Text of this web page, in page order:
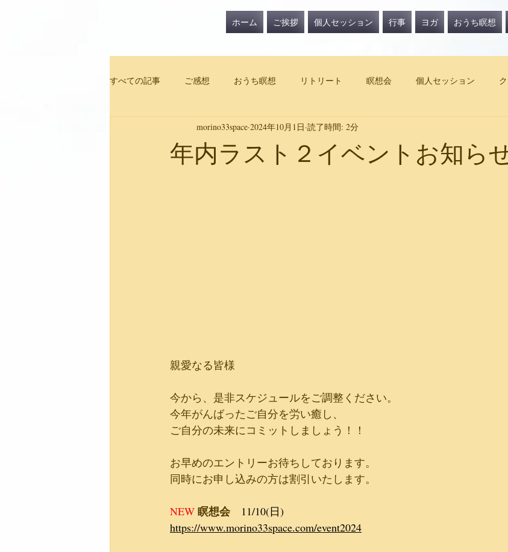
ホーム ご挨拶 個人セッション 行事 ヨガ おうち瞑想
すべての記事 ご感想 おうち瞑想 リトリート 瞑想会 個人セッション
年内ラスト２イベントお知ら
morino33space 2024年10月1日 読了時間: 2分
親愛なる皆様
今から、是非スケジュールをご調整ください。
今年がんばったご自分を労い癒し、
ご自分の未来にコミットしましょう！！
お早めのエントリーお待ちしております。
同時にお申し込みの方は割引いたします。
NEW 瞑想会
11/10(日) ​
https://www.morino33space.com/event2024